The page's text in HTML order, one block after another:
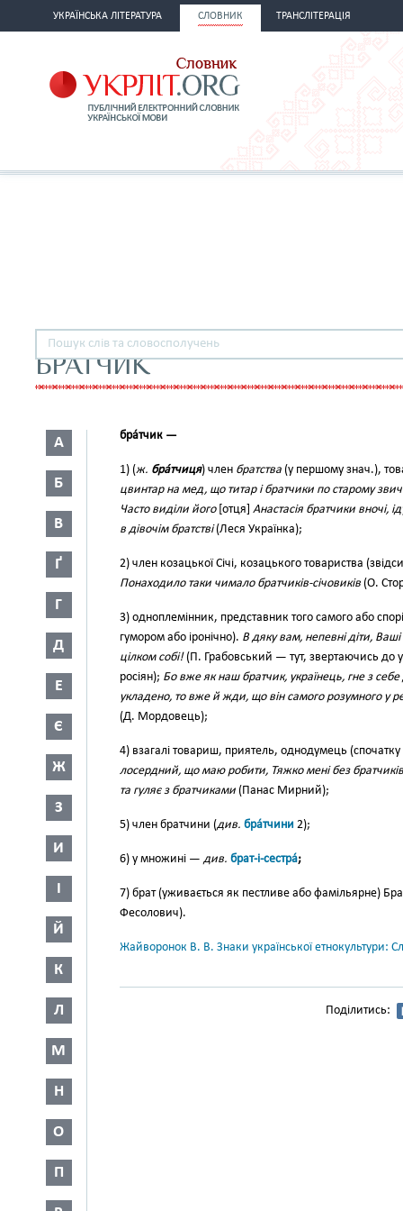
УКРАЇНСЬКА ЛІТЕРАТУРА СЛОВНИК ТРАНСЛІТЕРАЦІЯ
БРАТЧИК
А
Б
В
Ґ
Г
Д
Е
Є
Ж
З
И
І
Й
К
Л
М
Н
О
П
бра́тчик —
1) (ж. бра́тчиця) член братства (у першому знач.),
цвинтар на мед, що титар і братчики по старому
Часто виділи його[отця] Анастасія братчики вночі,
в дівочім братстві(Леся Українка);
2) член козацької Січі, козацького товариства
Понаходило таки чимало братчиків-січовиків (О.
3) одноплемінник, представник того самого або
гумором або іронічно). В дяку вам, непевні діти,
цілком собі!(П. Грабовський — тут, зверта­ючись до
росіян); Бо вже як наш братчик, українець, гне з
укладено, то вже й жди, що він самого розумного у
(Д. Мордовець);
4) взагалі товариш, приятель, од­нодумець
лосердний, що маю робити, Тяжко мені без братчиків
та гуляє з братчиками (Панас Мирний);
5) член братчини (див. бра́тчини 2);
6) у множині — див. брат-і-сестра́;
7) брат (уживається як пестливе або фамільярне)
Фесолович).
Жайворонок В. В. Знаки української етнокультури:
Поділитись: